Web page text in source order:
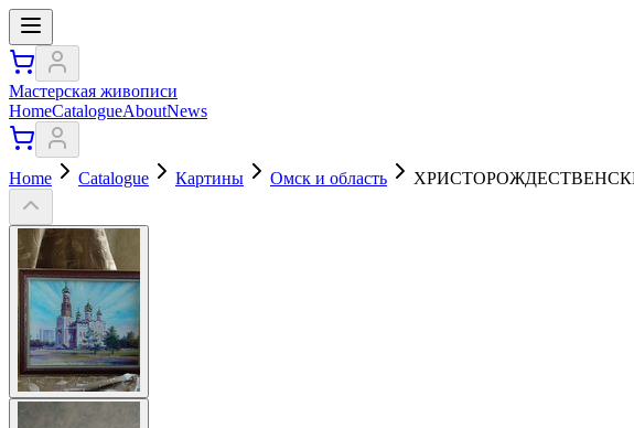
Мастерская живописи
HomeCatalogueAboutNews
Home Catalogue Картины Омск и область